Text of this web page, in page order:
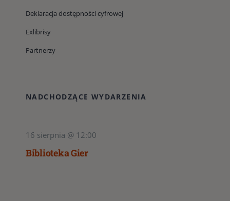
Deklaracja dostępności cyfrowej
Exlibrisy
Partnerzy
NADCHODZĄCE WYDARZENIA
16 sierpnia @ 12:00
Biblioteka Gier